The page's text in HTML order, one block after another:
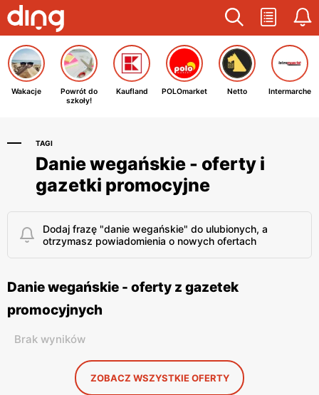
Wakacje
Powrót do
szkoły!
Kaufland POLOmarket Netto Intermarche
TAGI
Danie wegańskie - oferty i
gazetki promocyjne
Dodaj frazę "danie wegańskie" do ulubionych, a
otrzymasz powiadomienia o nowych ofertach
Danie wegańskie - oferty z gazetek
promocyjnych
Brak wyników
ZOBACZ WSZYSTKIE OFERTY